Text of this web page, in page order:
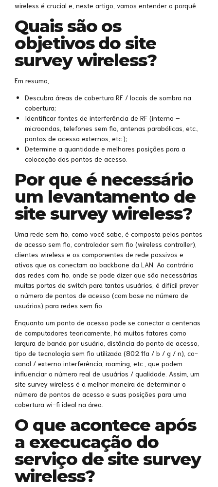
wireless é crucial e, neste artigo, vamos entender o porquê.
Quais são os
objetivos do site
survey wireless?
Em resumo,
Descubra áreas de cobertura RF / locais de sombra na
cobertura;
Identificar fontes de interferência de RF (interno –
microondas, telefones sem fio, antenas parabólicas, etc.,
pontos de acesso externos, etc.);
Determine a quantidade e melhores posições para a
colocação dos pontos de acesso.
Por que é necessário
um levantamento de
site survey wireless?
Uma rede sem fio, como você sabe, é composta pelos pontos
de acesso sem fio, controlador sem fio (wireless controller),
clientes wireless e os componentes de rede passivos e
ativos que os conectam ao backbone da LAN. Ao contrário
das redes com fio, onde se pode dizer que são necessárias
muitas portas de switch para tantos usuários, é difícil prever
o número de pontos de acesso (com base no número de
usuários) para redes sem fio.
Enquanto um ponto de acesso pode se conectar a centenas
de computadores teoricamente, há muitos fatores como
largura de banda por usuário, distância do ponto de acesso,
tipo de tecnologia sem fio utilizada (802.11a / b / g / n), co-
canal / externo interferência, roaming, etc., que podem
influenciar o número real de usuários / qualidade. Assim, um
site survey wireless é a melhor maneira de determinar o
número de pontos de acesso e suas posições para uma
cobertura wi-fi ideal na área.
O que acontece após
a execucação do
serviço de site survey
wireless?